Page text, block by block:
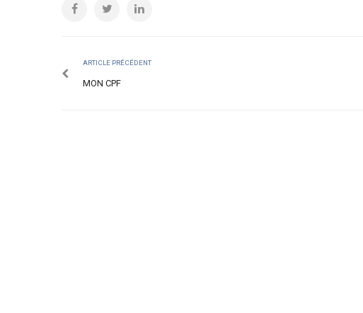
ARTICLE PRÉCÉDENT
MON CPF